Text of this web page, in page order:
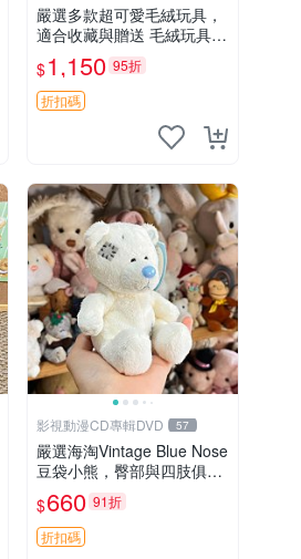
嚴選多款超可愛毛絨玩具，
適合收藏與贈送 毛絨玩具、
抱枕、公仔
$1,150 95折
折扣碼
影視動漫CD專輯DVD 57
嚴選海淘Vintage Blue Nose
豆袋小熊，臀部與四肢俱
全，坐高11公分，附原盒與
吊牌收藏。藍鼻子小熊，值
得擁有 玩具 憶熊
$660 91折
折扣碼